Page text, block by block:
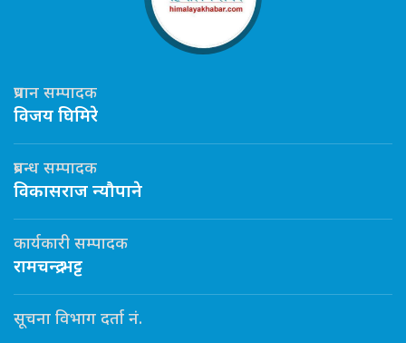
प्रधान सम्पादक
विजय घिमिरे
प्रबन्ध सम्पादक
विकासराज न्यौपाने
कार्यकारी सम्पादक
रामचन्द्र भट्ट
सूचना विभाग दर्ता नं.